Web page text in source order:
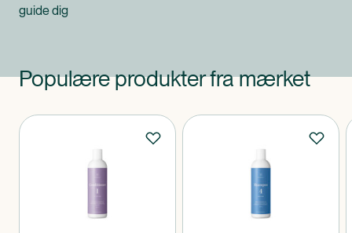
guide dig
Populære produkter fra mærket
Produkter